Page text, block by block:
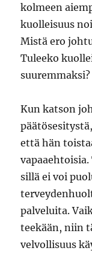
kolmeen
kuolleisuus
Mistä ero
Tuleeko
suuremmaksi?
Kun katson
että hän
sillä ei voi
palveluita.
teekään, niin
velvollisuus